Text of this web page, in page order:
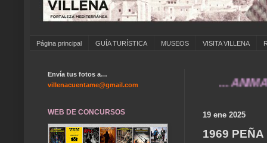
Página principal GUÍA TURÍSTICA MUSEOS VISITA VILLENA
... ANÍMATE A
19 ene 2025
1969
Envía tus fotos a…
villenacuentame@gmail.com
WEB DE CONCURSOS